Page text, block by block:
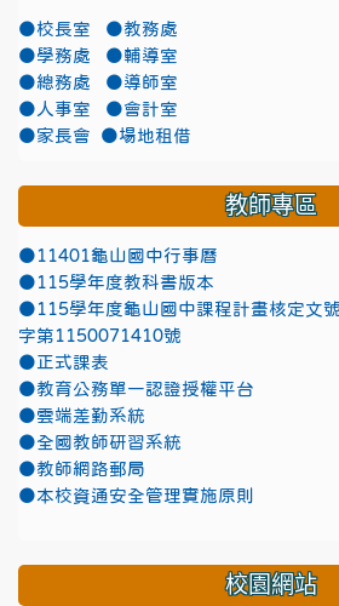
●校長室
●教務處
●學務處
●輔導室
●總務處
●導師室
●人事室
●會計室
●家長會
●場地租借
教師專區
●11401龜山國中行事曆
●115學年度教科書版本
●115學年度龜山國中課程計畫核定文
字第1150071410號
●正式課表
●教育公務單一認證授權平台
●雲端差勤系統
●全國教師研習系統
●教師網路郵局
●本校資通安全管理實施原則
校園網站